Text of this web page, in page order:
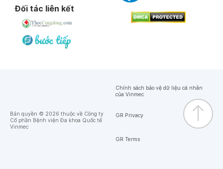
Đối tác liên kết
Bản quyền © 2026 thuộc về Công ty
Cổ phần Bệnh viện Đa khoa Quốc tế
Vinmec
Chính sách bảo vệ dữ liệu cá nhân
của Vinmec
GR Privacy
GR Terms